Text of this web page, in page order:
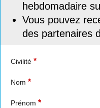
hebdomadaire
Vous pouvez
des partenaires
Civilité *
Nom *
Prénom *